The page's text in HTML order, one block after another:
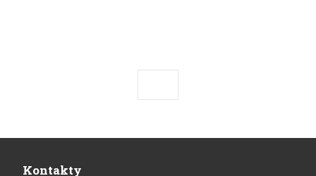
Kontakty